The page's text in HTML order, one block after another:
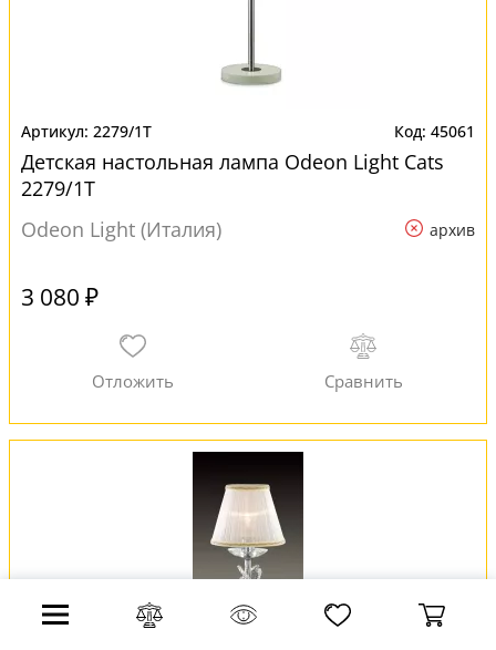
2279/1T 45061
Детская настольная лампа Odeon Light Cats
2279/1T
Odeon Light (Италия)
архив
3 080 ₽